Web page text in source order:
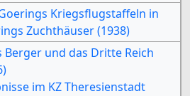
Kriegsflugstaffeln in
Zuchthäuser (1938)
Berger und das Dritte Reich
im KZ Theresienstadt